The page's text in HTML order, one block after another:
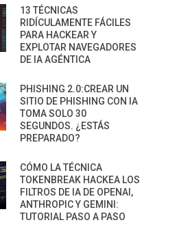
13 TÉCNICAS
RIDÍCULAMENTE FÁCILES
PARA HACKEAR Y
EXPLOTAR NAVEGADORES
DE IA AGÉNTICA
PHISHING 2.0:CREAR UN
SITIO DE PHISHING CON IA
TOMA SOLO 30
SEGUNDOS. ¿ESTÁS
PREPARADO?
CÓMO LA TÉCNICA
TOKENBREAK HACKEA LOS
FILTROS DE IA DE OPENAI,
ANTHROPIC Y GEMINI:
TUTORIAL PASO A PASO